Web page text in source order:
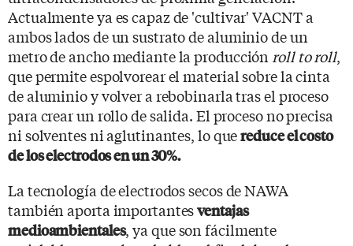
Actualmente ya es capaz de 'cultivar' VACNT a
ambos lados de un sustrato de aluminio de un
metro de ancho mediante la producción roll to roll,
que permite espolvorear el material sobre la cinta
de aluminio y volver a rebobinarla tras el proceso
para crear un rollo de salida. El proceso no precisa
ni solventes ni aglutinantes, lo quereduce el costo
de los electrodos en un 30%.
La tecnología de electrodos secos de NAWA
también aporta importantesventajas
medioambientales, ya que son fácilmente